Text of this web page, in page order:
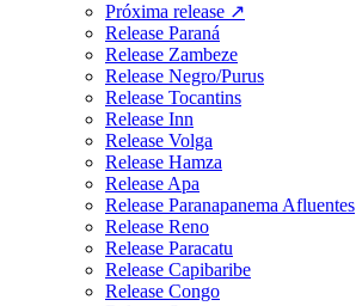
Próxima release ↗
Release Paraná
Release Zambeze
Release Negro/Purus
Release Tocantins
Release Inn
Release Volga
Release Hamza
Release Apa
Release Paranapanema Afluentes
Release Reno
Release Paracatu
Release Capibaribe
Release Congo